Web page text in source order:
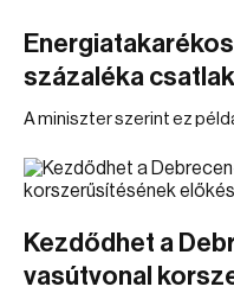
százaléka
A miniszter szerint ez
Kezdődhet a
vasútvonal